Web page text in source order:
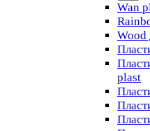
Wan
Wood
plast